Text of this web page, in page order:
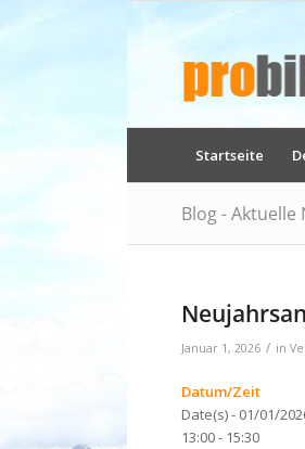
Startseite
Blog - Aktuelle
Januar 1, 2026 / in
Datum/Zeit
Date(s) - 01/01/
13:00 - 15:30